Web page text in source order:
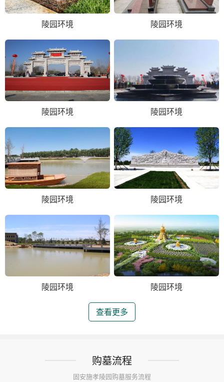
陵园环境 陵园环境
陵园环境 陵园环境
陵园环境 陵园环境
陵园环境 陵园环境
查看更多
购墓流程
固安施孝陵园购墓服务流程